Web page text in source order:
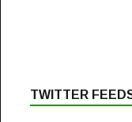
TWITTER